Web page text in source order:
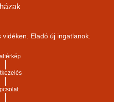
Eladó új ingatlanok.